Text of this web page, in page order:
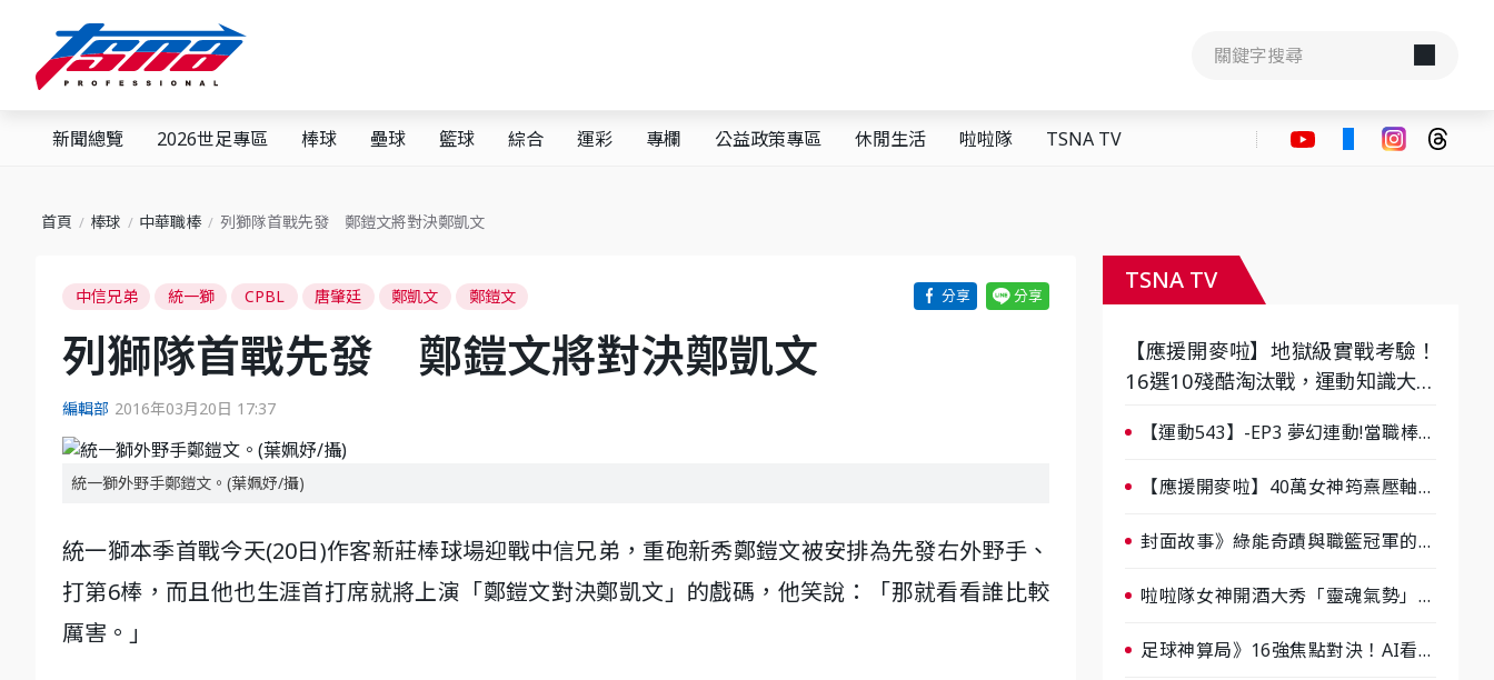
新聞總覽 2026世足專區 棒球 壘球 籃球 綜合 運彩 專欄 公益政策專區 休閒生活 啦啦隊 TSNA TV
首頁 棒球 中華職棒 列獅隊首戰先發 鄭鎧文將對決鄭凱文
中信兄弟 統一獅 CPBL 唐肇廷 鄭凱文 鄭鎧文
列獅隊首戰先發 鄭鎧文將對決鄭凱文
編輯部 2016年03月20日 17:37
統一獅外野手鄭鎧文。(葉姵妤/攝)
統一獅本季首戰今天(20日)作客新莊棒球場迎戰中信兄弟，重砲新秀鄭鎧文被安排為先發右外野手、
打第6棒，而且他也生涯首打席就將上演「鄭鎧文對決鄭凱文」的戲碼，他笑說：「那就看看誰比較
厲害。」
TSNA TV
【應援開麥啦】地獄級實戰考驗！
16選10殘酷淘汰戰，運動知識大會
【運動543】-EP3 夢幻連動!當職棒傳
【應援開麥啦】40萬女神筠熹壓軸！
比一個會-ep2
封面故事》綠能奇蹟與職籃冠軍的背
事》大談「心酸創業學」
啦啦隊女神開酒大秀「靈魂氣勢」！
大過招
足球神算局》16強焦點對決！AI看好